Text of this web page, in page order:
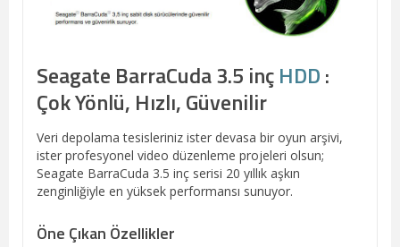
Seagate BarraCuda 3.5 inçHDD:
Çok Yönlü, Hızlı, Güvenilir
Veri depolama tesisleriniz ister devasa bir oyun arşivi,
ister profesyonel video düzenleme projeleri olsun;
Seagate BarraCuda 3.5 inç serisi 20 yıllık aşkın
zenginliğiyle en yüksek performansı sunuyor.
Öne Çıkan Özellikler